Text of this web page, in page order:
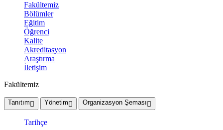
Fakültemiz
Bölümler
Eğitim
Öğrenci
Kalite
Akreditasyon
Araştırma
İletişim
Fakültemiz
Tanıtım Yönetim Organizasyon Şeması
Tarihçe